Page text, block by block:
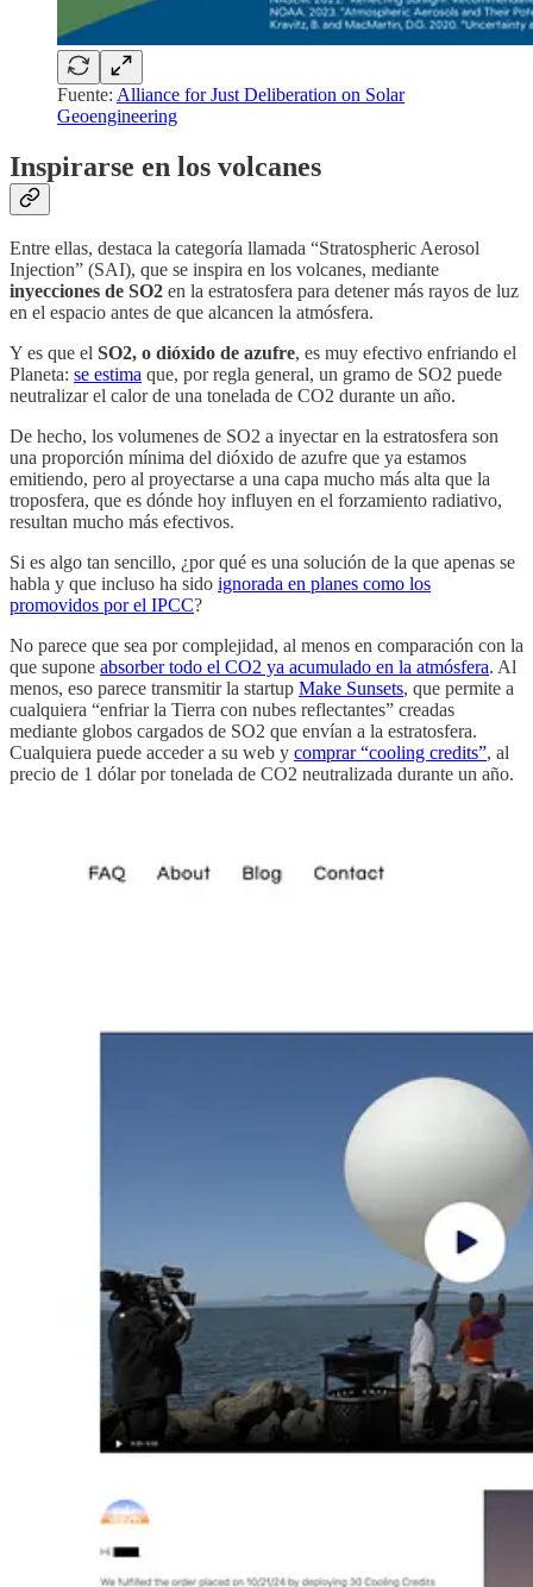
Fuente: Alliance for Just Deliberation on Solar
Geoengineering
Inspirarse en los volcanes
Entre ellas, destaca la categoría llamada “Stratospheric Aerosol
Injection” (SAI), que se inspira en los volcanes, mediante
inyecciones de SO2 en la estratosfera para detener más rayos de luz
en el espacio antes de que alcancen la atmósfera.
Y es que el SO2, o dióxido de azufre, es muy efectivo enfriando el
Planeta: se estima que, por regla general, un gramo de SO2 puede
neutralizar el calor de una tonelada de CO2 durante un año.
De hecho, los volumenes de SO2 a inyectar en la estratosfera son
una proporción mínima del dióxido de azufre que ya estamos
emitiendo, pero al proyectarse a una capa mucho más alta que la
troposfera, que es dónde hoy influyen en el forzamiento radiativo,
resultan mucho más efectivos.
Si es algo tan sencillo, ¿por qué es una solución de la que apenas se
habla y que incluso ha sido ignorada en planes como los
promovidos por el IPCC?
No parece que sea por complejidad, al menos en comparación con la
que supone absorber todo el CO2 ya acumulado en la atmósfera. Al
menos, eso parece transmitir la startup Make Sunsets, que permite a
cualquiera “enfriar la Tierra con nubes reflectantes” creadas
mediante globos cargados de SO2 que envían a la estratosfera.
Cualquiera puede acceder a su web y comprar “cooling credits”, al
precio de 1 dólar por tonelada de CO2 neutralizada durante un año.